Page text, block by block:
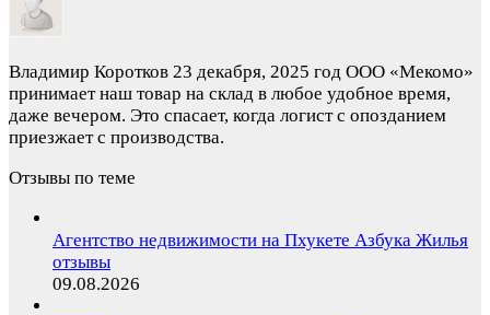
Владимир Коротков 23 декабря, 2025 год ООО «Мекомо»
принимает наш товар на склад в любое удобное время,
даже вечером. Это спасает, когда логист с опозданием
приезжает с производства.
Отзывы по теме
Агентство недвижимости на Пхукете Азбука Жилья
отзывы
09.08.2026